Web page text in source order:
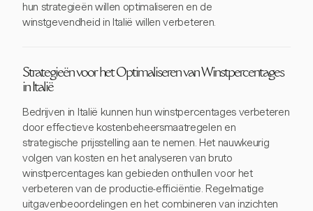
hun strategieën willen optimaliseren en de
winstgevendheid in Italië willen verbeteren.
Strategieën voor het Optimaliseren van Winstpercentages
in Italië
Bedrijven in Italië kunnen hun winstpercentages verbeteren
door effectieve kostenbeheersmaatregelen en
strategische prijsstelling aan te nemen. Het nauwkeurig
volgen van kosten en het analyseren van bruto
winstpercentages kan gebieden onthullen voor het
verbeteren van de productie-efficiëntie. Regelmatige
uitgavenbeoordelingen en het combineren van inzichten